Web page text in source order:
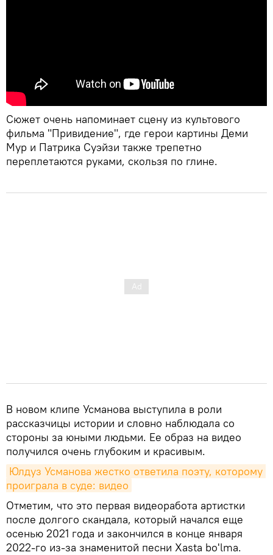
Сюжет очень напоминает сцену из культового
фильма "Привидение", где герои картины Деми
Мур и Патрика Суэйзи также трепетно
переплетаются руками, скользя по глине.
В новом клипе Усманова выступила в роли
рассказчицы истории и словно наблюдала со
стороны за юными людьми. Ее образ на видео
получился очень глубоким и красивым.
Юлдуз Усманова жестко ответила поэту, которому
проиграла в суде: видео
Отметим, что это первая видеоработа артистки
после долгого скандала, который начался еще
осенью 2021 года и закончился в конце января
2022-го из-за знаменитой песни Xasta bo'lma.